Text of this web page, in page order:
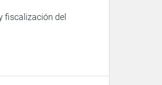
fiscalización del